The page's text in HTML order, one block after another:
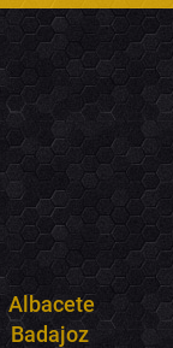
Albacete
Badajoz